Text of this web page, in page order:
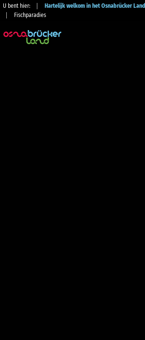
U bent hier: Hartelijk welkom in het Osnabrücker Land
Fischparadies